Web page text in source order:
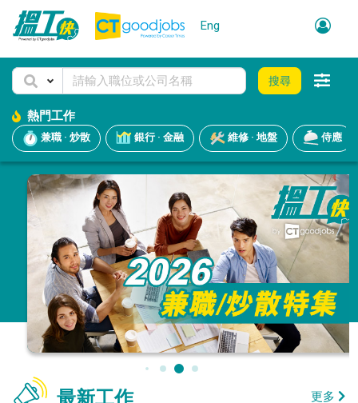
Eng
搜尋
熱門工作
兼職 · 炒散 銀行 · 金融 維修 · 地盤 侍應
最新工作 更多